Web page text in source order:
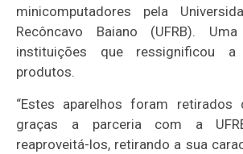
minicomputadores pela
Recôncavo Baiano (UFRB).
instituições que ressignificou
produtos.
“Estes aparelhos foram retirados
graças a parceria com a
reaproveitá-los, retirando a sua